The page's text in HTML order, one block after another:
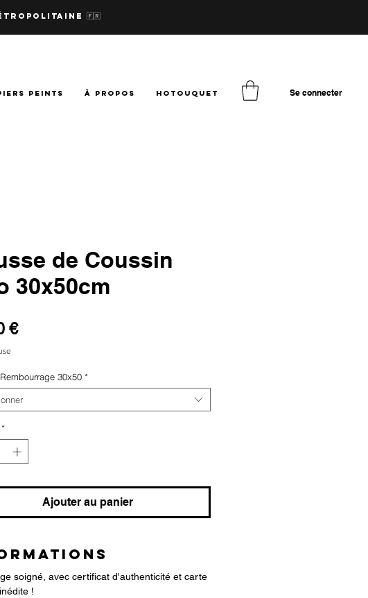
Métropolitaine 🇫🇷
PEINTS à PROPOS hotouquet Se connecter
de Coussin
30x50cm
€Prix
30x50 *
*
Ajouter au panier
soigné, avec certificat d'authenticité et carte
!